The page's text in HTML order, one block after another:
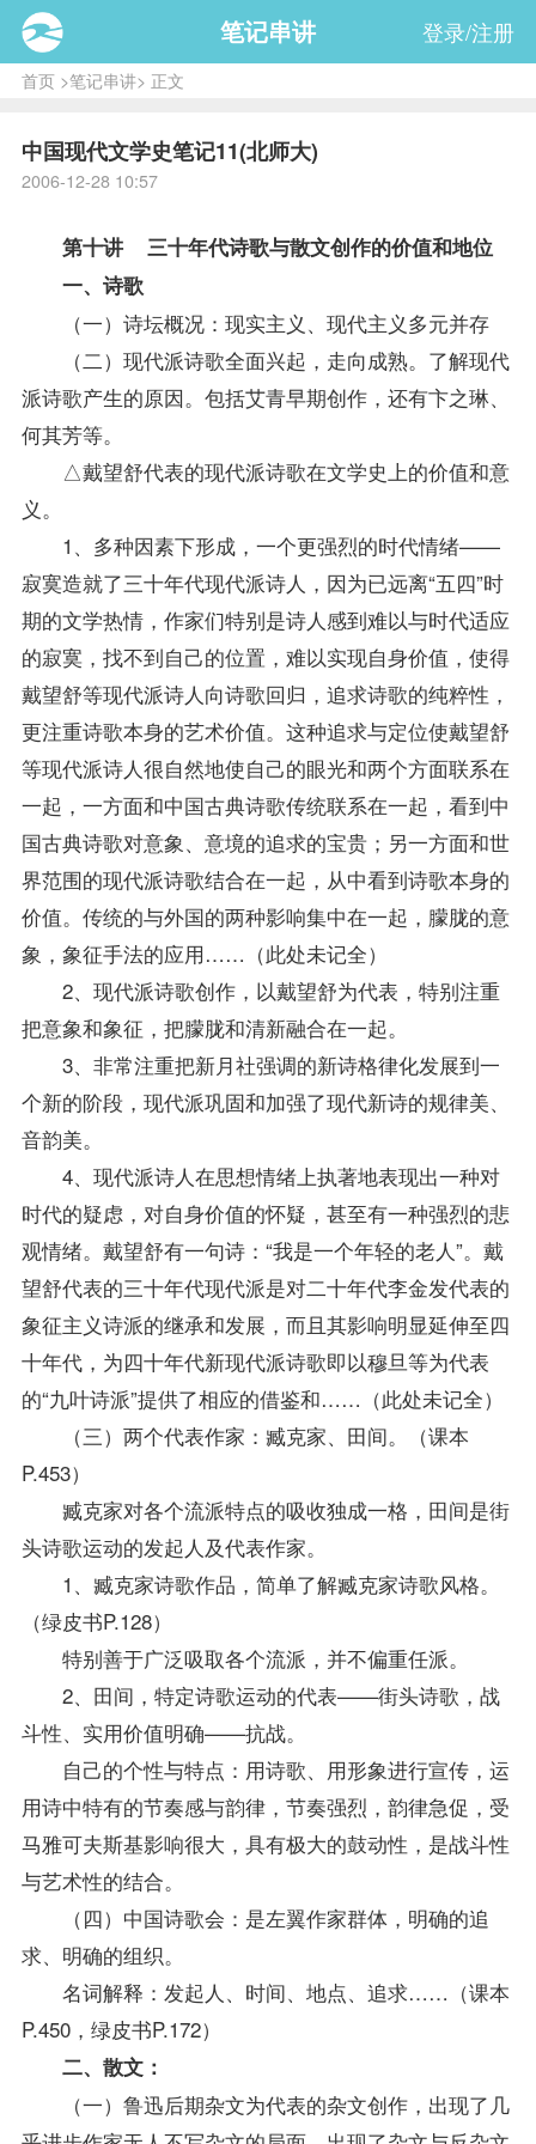
笔记串讲 登录/注册
首页>笔记串讲> 正文
中国现代文学史笔记11(北师大)
2006-12-28 10:57
第十讲 三十年代诗歌与散文创作的价值和地位
一、诗歌
（一）诗坛概况：现实主义、现代主义多元并存
（二）现代派诗歌全面兴起，走向成熟。了解现代
派诗歌产生的原因。包括艾青早期创作，还有卞之琳、
何其芳等。
△戴望舒代表的现代派诗歌在文学史上的价值和意
义。
1、多种因素下形成，一个更强烈的时代情绪——
寂寞造就了三十年代现代派诗人，因为已远离“五四”时
期的文学热情，作家们特别是诗人感到难以与时代适应
的寂寞，找不到自己的位置，难以实现自身价值，使得
戴望舒等现代派诗人向诗歌回归，追求诗歌的纯粹性，
更注重诗歌本身的艺术价值。这种追求与定位使戴望舒
等现代派诗人很自然地使自己的眼光和两个方面联系在
一起，一方面和中国古典诗歌传统联系在一起，看到中
国古典诗歌对意象、意境的追求的宝贵；另一方面和世
界范围的现代派诗歌结合在一起，从中看到诗歌本身的
价值。传统的与外国的两种影响集中在一起，朦胧的意
象，象征手法的应用……（此处未记全）
2、现代派诗歌创作，以戴望舒为代表，特别注重
把意象和象征，把朦胧和清新融合在一起。
3、非常注重把新月社强调的新诗格律化发展到一
个新的阶段，现代派巩固和加强了现代新诗的规律美、
音韵美。
4、现代派诗人在思想情绪上执著地表现出一种对
时代的疑虑，对自身价值的怀疑，甚至有一种强烈的悲
观情绪。戴望舒有一句诗：“我是一个年轻的老人”。戴
望舒代表的三十年代现代派是对二十年代李金发代表的
象征主义诗派的继承和发展，而且其影响明显延伸至四
十年代，为四十年代新现代派诗歌即以穆旦等为代表
的“九叶诗派”提供了相应的借鉴和……（此处未记全）
（三）两个代表作家：臧克家、田间。（课本
P.453）
臧克家对各个流派特点的吸收独成一格，田间是街
头诗歌运动的发起人及代表作家。
1、臧克家诗歌作品，简单了解臧克家诗歌风格。
（绿皮书P.128）
特别善于广泛吸取各个流派，并不偏重任派。
2、田间，特定诗歌运动的代表——街头诗歌，战
斗性、实用价值明确——抗战。
自己的个性与特点：用诗歌、用形象进行宣传，运
用诗中特有的节奏感与韵律，节奏强烈，韵律急促，受
马雅可夫斯基影响很大，具有极大的鼓动性，是战斗性
与艺术性的结合。
（四）中国诗歌会：是左翼作家群体，明确的追
求、明确的组织。
名词解释：发起人、时间、地点、追求……（课本
P.450，绿皮书P.172）
二、散文：
（一）鲁迅后期杂文为代表的杂文创作，出现了几